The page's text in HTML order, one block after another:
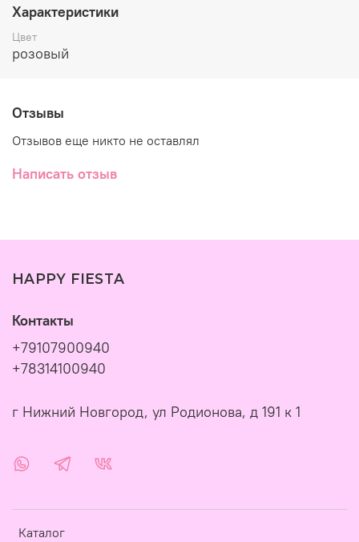
Характеристики
Цвет
розовый
Отзывы
Отзывов еще никто не оставлял
Написать отзыв
HAPPY FIESTA
Каталог
Контакты
+79107900940
+78314100940
г Нижний Новгород, ул Родионова, д 191 к 1